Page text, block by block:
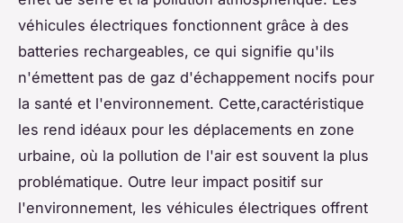
véhicules électriques fonctionnent grâce à des
batteries rechargeables, ce qui signifie qu'ils
n'émettent pas de gaz d'échappement nocifs pour
la santé et l'environnement. Cette,caractéristique
les rend idéaux pour les déplacements en zone
urbaine, où la pollution de l'air est souvent la plus
problématique. Outre leur impact positif sur
l'environnement, les véhicules électriques offrent